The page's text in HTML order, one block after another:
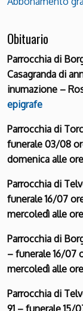
Obituario
Parrocchia di
Casagranda di
inumazione –
epigrafe
Parrocchia di
funerale 03/08
domenica alle
Parrocchia di
funerale 16/07
mercoledì alle
Parrocchia di
– funerale 16/07
mercoledì alle
Parrocchia di
91 – funerale 15/